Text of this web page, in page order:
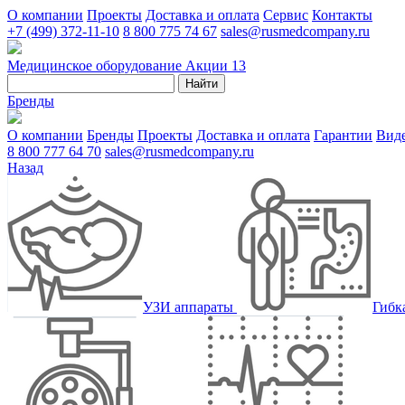
О компании Проекты Доставка и оплата Сервис Контакты
+7 (499) 372-11-10 8 800 775 74 67 sales@rusmedcompany.ru
Медицинское оборудование Акции 13
Найти
Бренды
О компании Бренды Проекты Доставка и оплата Гарантии
8 800 777 64 70 sales@rusmedcompany.ru
Назад
УЗИ аппараты